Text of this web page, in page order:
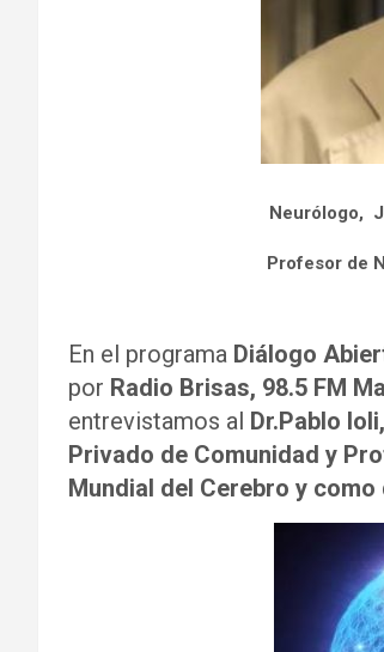
Neurólogo,
Profesor de
En el programa Diálogo
por Radio Brisas, 98.5 FM
entrevistamos al Dr.Pablo
Privado de Comunidad y
Mundial del Cerebro y